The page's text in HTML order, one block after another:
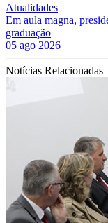
Atualidades
Em aula magna,
graduação
05 ago 2026
Notícias Relacionadas